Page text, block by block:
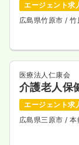
エージェント求
広島県竹原市/ 竹
医療法人仁康会
介護老人保
エージェント求
広島県三原市/ 本